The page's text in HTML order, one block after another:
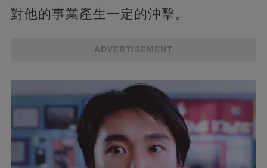
對他的事業產生一定的沖擊。
ADVERTISEMENT